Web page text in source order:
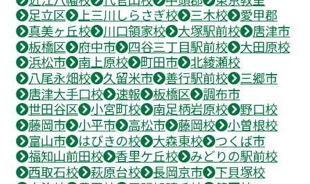
足立区
上三川しらさぎ校 三木校
愛甲郡
真美ヶ丘校
川口領家校 大塚駅前校
唐津市
板橋区
府中市 四谷三丁目駅前校
大田原校
浜松市
南上原校 町田市
北綾瀬校
八尾永畑校
久留米市 善行駅前校
三郷市
唐津大手口校
速報 板橋区
調布市
世田谷区
小宮町校 南足柄岩原校
野口校
藤岡市
小平市 高松市 藤岡校
小曽根校
富山市
はびきの校 大森東校
つくば市
福知山前田校
香里ケ丘校
みどりの駅前校
西取石校
萩原台校 長岡京市
下貝塚校